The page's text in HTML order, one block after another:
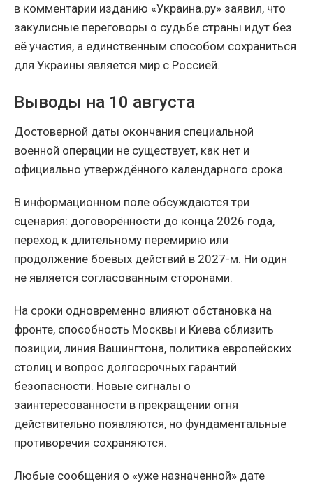
в комментарии изданию «Украина.ру» заявил, что
закулисные переговоры о судьбе страны идут без
её участия, а единственным способом сохраниться
для Украины является мир с Россией.
Выводы на 10 августа
Достоверной даты окончания специальной
военной операции не существует, как нет и
официально утверждённого календарного срока.
В информационном поле обсуждаются три
сценария: договорённости до конца 2026 года,
переход к длительному перемирию или
продолжение боевых действий в 2027-м. Ни один
не является согласованным сторонами.
На сроки одновременно влияют обстановка на
фронте, способность Москвы и Киева сблизить
позиции, линия Вашингтона, политика европейских
столиц и вопрос долгосрочных гарантий
безопасности. Новые сигналы о
заинтересованности в прекращении огня
действительно появляются, но фундаментальные
противоречия сохраняются.
Любые сообщения о «уже назначенной» дате